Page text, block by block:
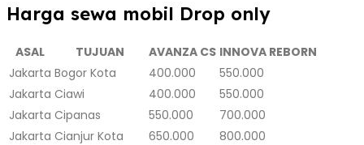
Harga sewa mobil Drop only
ASAL TUJUAN AVANZA CS INNOVA REBORN
Jakarta Bogor Kota 400.000
550.000
Jakarta Ciawi 400.000
550.000
Jakarta Cipanas 550.000
700.000
Jakarta Cianjur Kota 650.000
800.000